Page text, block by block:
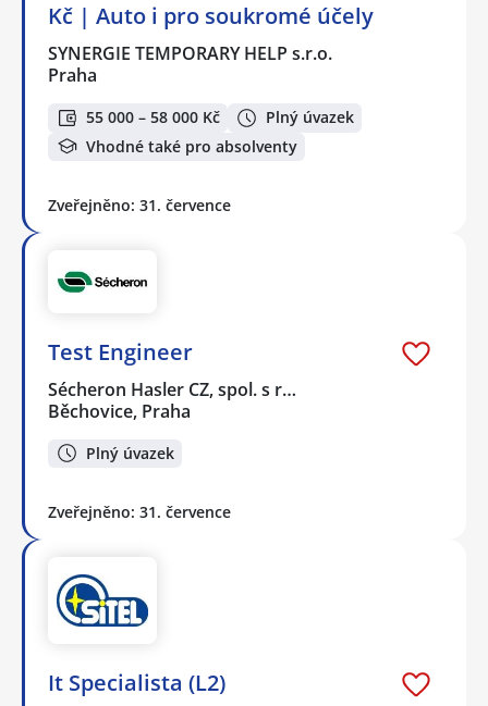
Kč | Auto i pro soukromé účely
SYNERGIE TEMPORARY HELP s.r.o.
Praha
55 000 – 58 000 Kč
Plný úvazek
Vhodné také pro absolventy
Zveřejněno: 31. července
Test Engineer
Sécheron Hasler CZ, spol. s r…
Běchovice, Praha
Plný úvazek
Zveřejněno: 31. července
It Specialista (L2)